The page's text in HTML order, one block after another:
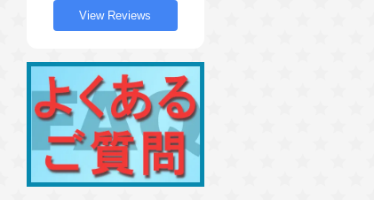
View Reviews